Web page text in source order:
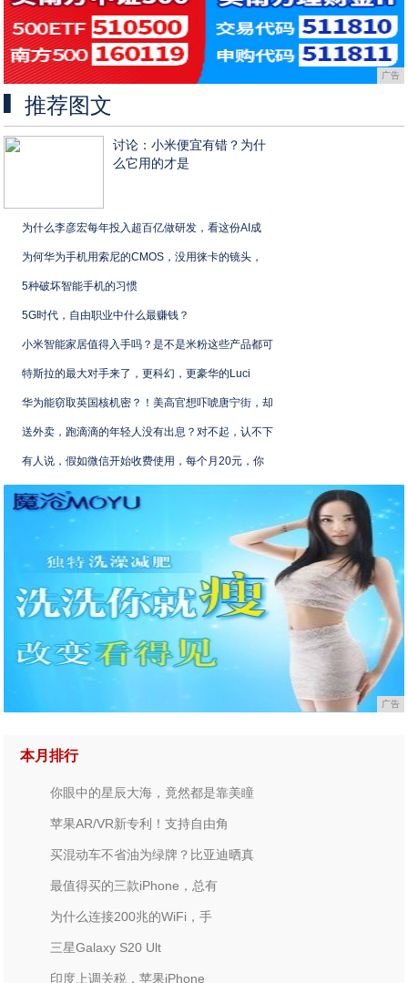
广告
推荐图文
讨论：小米便宜有错？为什
么它用的才是
为什么李彦宏每年投入超百亿做研发，看这份AI成
为何华为手机用索尼的CMOS，没用徕卡的镜头，
5种破坏智能手机的习惯
5G时代，自由职业中什么最赚钱？
小米智能家居值得入手吗？是不是米粉这些产品都可
特斯拉的最大对手来了，更科幻，更豪华的Luci
华为能窃取英国核机密？！美高官想吓唬唐宁街，却
送外卖，跑滴滴的年轻人没有出息？对不起，认不下
有人说，假如微信开始收费使用，每个月20元，你
广告
本月排行
你眼中的星辰大海，竟然都是靠美瞳
苹果AR/VR新专利！支持自由角
买混动车不省油为绿牌？比亚迪晒真
最值得买的三款iPhone，总有
为什么连接200兆的WiFi，手
三星Galaxy S20 Ult
印度上调关税，苹果iPhone